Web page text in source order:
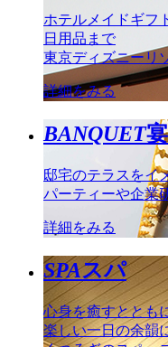
ホテルメイドギフ
日用品まで
東京ディズニーリ
詳細をみる
BANQUET
邸宅のテラスをイ
パーティーや企業
詳細をみる
SPAスパ
心身を癒すととも
楽しい一日の余韻